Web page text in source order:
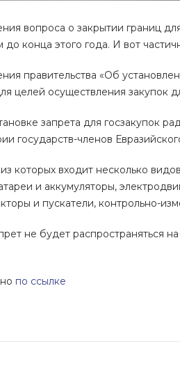
вопроса о закрытии границ
конца этого года. И вот
правительства «Об
целей осуществления закупок
запрета для госзакупок
государств-членов
которых входит несколько
и аккумуляторы,
и пускатели, контрольно-
не будет распространяться
по ссылке